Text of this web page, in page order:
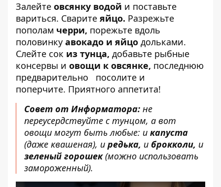
Залейте овсянку водой и поставьте
вариться. Сварите яйцо. Разрежьте
пополам черри, порежьте вдоль
половинку авокадо и яйцо дольками.
Слейте сок из тунца, добавьте рыбные
консервы и овощи к овсянке, последнюю
предварительно
посолите и
поперчите. Приятного аппетита!
Совет от Информатора: не
переусердствуйте с тунцом, а вот
овощи могут быть любые: и капуста
(даже квашеная), и редька, и брокколи, и
зеленый горошек(можно использовать
замороженный).